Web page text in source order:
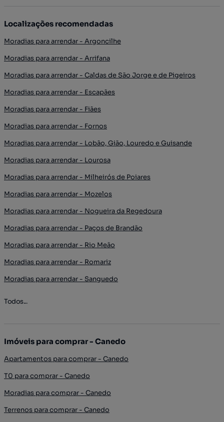
Localizações recomendadas
Moradias para arrendar - Argoncilhe
Moradias para arrendar - Arrifana
Moradias para arrendar - Caldas de São Jorge e de Pigeiros
Moradias para arrendar - Escapães
Moradias para arrendar - Fiães
Moradias para arrendar - Fornos
Moradias para arrendar - Lobão, Gião, Louredo e Guisande
Moradias para arrendar - Lourosa
Moradias para arrendar - Milheirós de Poiares
Moradias para arrendar - Mozelos
Moradias para arrendar - Nogueira da Regedoura
Moradias para arrendar - Paços de Brandão
Moradias para arrendar - Rio Meão
Moradias para arrendar - Romariz
Moradias para arrendar - Sanguedo
Todos...
Imóveis para comprar - Canedo
Apartamentos para comprar - Canedo
T0 para comprar - Canedo
Moradias para comprar - Canedo
Terrenos para comprar - Canedo